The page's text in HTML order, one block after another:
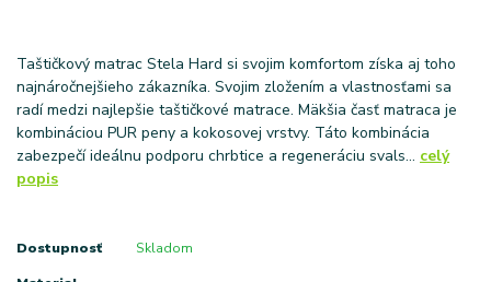
Taštičkový matrac Stela Hard si svojim komfortom získa aj toho
najnáročnejšieho zákazníka. Svojim zložením a vlastnosťami sa
radí medzi najlepšie taštičkové matrace. Mäkšia časť matraca je
kombináciou PUR peny a kokosovej vrstvy. Táto kombinácia
zabezpečí ideálnu podporu chrbtice a regeneráciu svals... celý
popis
Dostupnosť Skladom